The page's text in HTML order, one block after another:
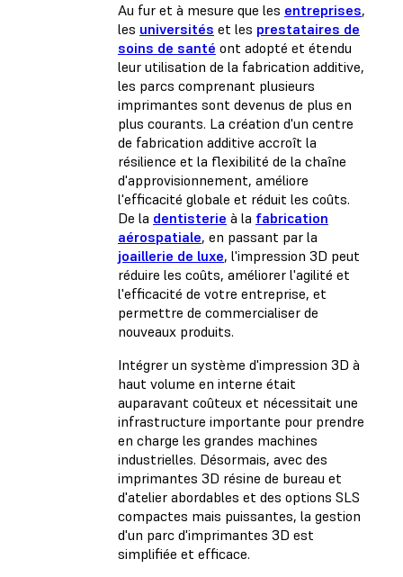
Au fur et à mesure que les entreprises,
les universités et les prestataires de
soins de santé ont adopté et étendu
leur utilisation de la fabrication additive,
les parcs comprenant plusieurs
imprimantes sont devenus de plus en
plus courants. La création d'un centre
de fabrication additive accroît la
résilience et la flexibilité de la chaîne
d'approvisionnement, améliore
l'efficacité globale et réduit les coûts.
De la dentisterie à la fabrication
aérospatiale, en passant par la
joaillerie de luxe, l'impression 3D peut
réduire les coûts, améliorer l'agilité et
l'efficacité de votre entreprise, et
permettre de commercialiser de
nouveaux produits.
Intégrer un système d'impression 3D à
haut volume en interne était
auparavant coûteux et nécessitait une
infrastructure importante pour prendre
en charge les grandes machines
industrielles. Désormais, avec des
imprimantes 3D résine de bureau et
d'atelier abordables et des options SLS
compactes mais puissantes, la gestion
d'un parc d'imprimantes 3D est
simplifiée et efficace.